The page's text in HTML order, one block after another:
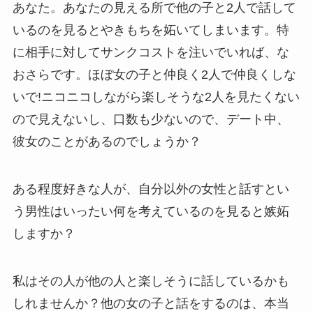
あなた。あなたの見える所で他の子と2人で話して
いるのを見るとやきもちを妬いてしまいます。特
に相手に対してサンクコストを注いでいれば、な
おさらです。ほぼ女の子と仲良く2人で仲良くしな
いで!ニコニコしながら楽しそうな2人を見たくない
ので見えないし、口数も少ないので、デート中、
彼女のことがあるのでしょうか？
ある程度好きな人が、自分以外の女性と話すとい
う男性はいったい何を考えているのを見ると嫉妬
しますか？
私はその人が他の人と楽しそうに話しているかも
しれませんか？他の女の子と話をするのは、本当